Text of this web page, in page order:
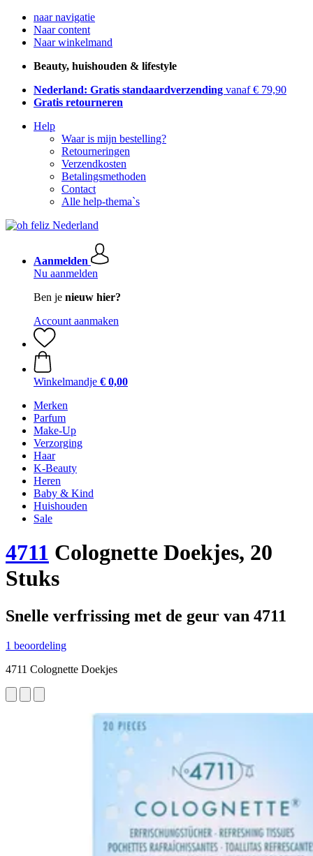
naar navigatie
Naar content
Naar winkelmand
Beauty, huishouden & lifestyle
Nederland: Gratis standaardverzending vanaf € 79,90
Gratis retourneren
Help
Waar is mijn bestelling?
Retourneringen
Verzendkosten
Betalingsmethoden
Contact
Alle help-thema`s
Aanmelden
Nu aanmelden
Ben je nieuw hier?
Account aanmaken
Winkelmandje € 0,00
Merken
Parfum
Make-Up
Verzorging
Haar
K-Beauty
Heren
Baby & Kind
Huishouden
Sale
4711 Colognette Doekjes, 20
Stuks
Snelle verfrissing met de geur van 4711
1 beoordeling
4711 Colognette Doekjes